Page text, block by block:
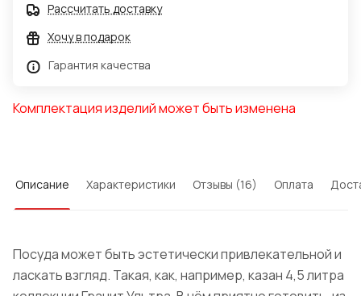
Рассчитать доставку
Хочу в подарок
Гарантия качества
Комплектация изделий может быть изменена
Описание Характеристики Отзывы (16) Оплата
Посуда может быть эстетически привлекательной и
ласкать взгляд. Такая, как, например, казан 4,5 литра